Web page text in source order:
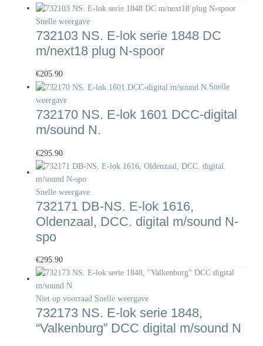
Snelle weergave
732103 NS. E-lok serie 1848 DC
m/next18 plug N-spoor
€205.90
Snelle
weergave
732170 NS. E-lok 1601 DCC-digital
m/sound N.
€295.90
Snelle weergave
732171 DB-NS. E-lok 1616,
Oldenzaal, DCC. digital m/sound N-
spo
€295.90
Niet op voorraad Snelle weergave
732173 NS. E-lok serie 1848,
“Valkenburg” DCC digital m/sound N